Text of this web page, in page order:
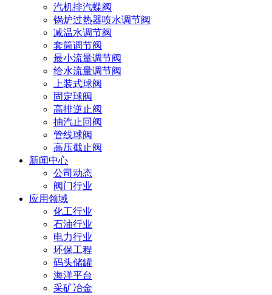
汽机排汽蝶阀
锅炉过热器喷水调节阀
减温水调节阀
套筒调节阀
最小流量调节阀
给水流量调节阀
上装式球阀
固定球阀
高排逆止阀
抽汽止回阀
管线球阀
高压截止阀
新闻中心
公司动态
阀门行业
应用领域
化工行业
石油行业
电力行业
环保工程
码头储罐
海洋平台
采矿冶金